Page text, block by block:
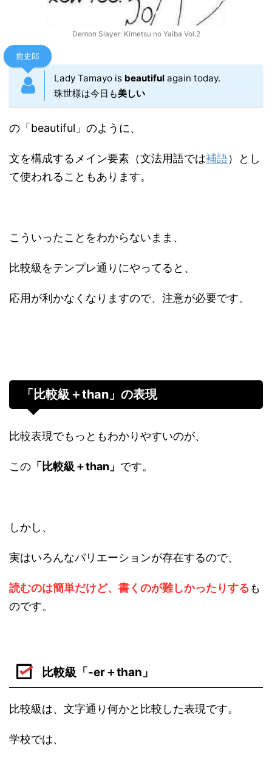
Demon Slayer: Kimetsu no Yaiba Vol.2
愈史郎
Lady Tamayo is beautiful again today.
珠世様は今日も美しい
の「beautiful」のように、
文を構成するメイン要素（文法用語では補語）とし
て使われることもあります。
こういったことをわからないまま、
比較級をテンプレ通りにやってると、
応用が利かなくなりますので、注意が必要です。
「比較級＋than」の表現
比較表現でもっともわかりやすいのが、
この 「比較級＋than」 です。
しかし、
実はいろんなバリエーションが存在するので、
読むのは簡単だけど、書くのが難しかったりするも
のです。
比較級「-er＋than」
比較級は、文字通り何かと比較した表現です。
学校では、